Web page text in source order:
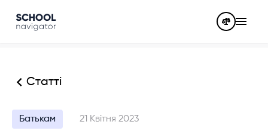
Статті
Батькам 21 Квітня 2023